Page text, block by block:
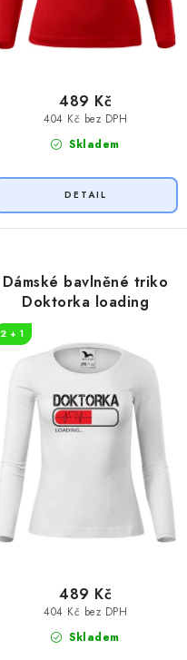
Skladem
404 Kč bez DPH
489 Kč
Dámské bavlněné triko
Doktorka loading
2 + 1
Skladem
404 Kč bez DPH
489 Kč